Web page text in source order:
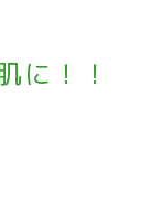
に！！